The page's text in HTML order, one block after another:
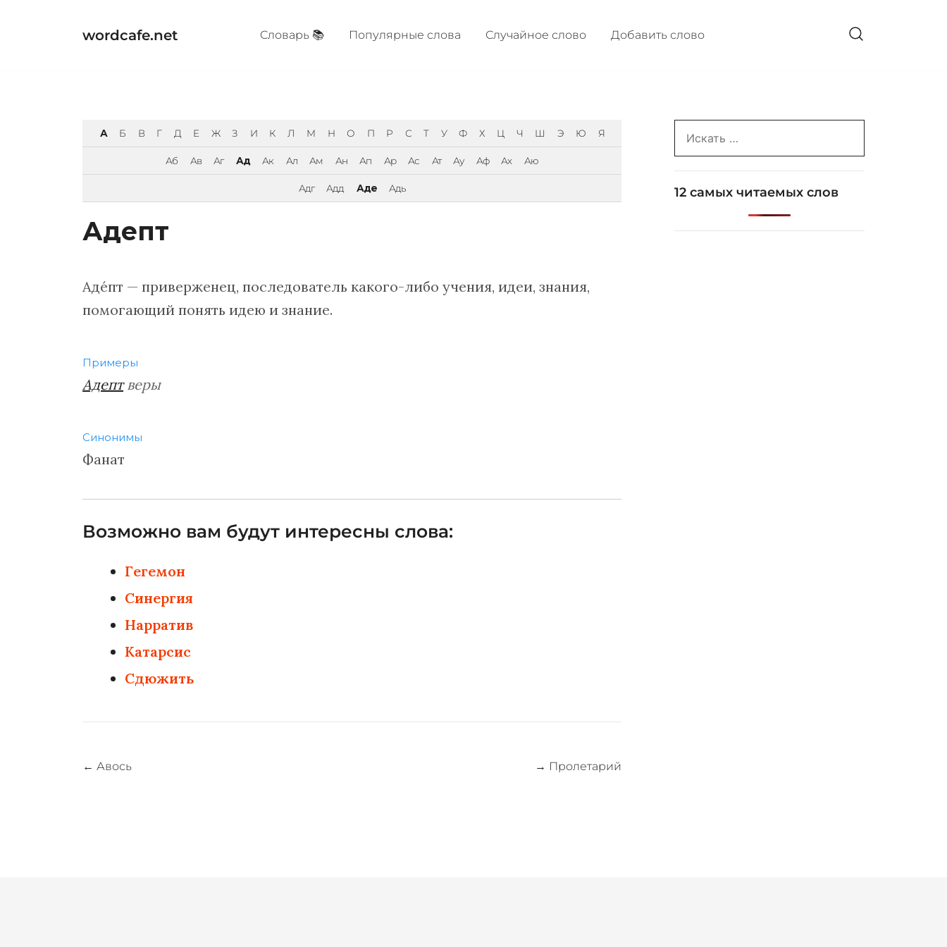
wordcafe.net Cловарь 📚 Популярные cлова Случайное слово Добавить слово
А Б В Г Д Е Ж З И К Л М Н О П Р С Т У Ф Х Ц Ч Ш Э Ю Я
Аб Ав Аг Ад Ак Ал Ам Ан Ап Ар Ас Ат Ау Аф Ах Аю
Адг Адд Аде Адь
Адепт
Адéпт — приверженец, последователь какого-либо учения, идеи, знания,
помогающий понять идею и знание.
Примеры
Адептверы
Синонимы
Фанат
Возможно вам будут интересны слова:
Гегемон
Синергия
Нарратив
Катарсис
Сдюжить
Навигация
← Авось → Пролетарий
for:
12 самых читаемых слов